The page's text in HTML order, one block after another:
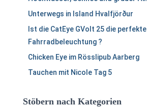
Unterwegs in Island Hvalfjörður
Ist die CatEye GVolt 25 die perfekte
Fahrradbeleuchtung ?
Chicken Eye im Rösslipub Aarberg
Tauchen mit Nicole Tag 5
Stöbern nach Kategorien